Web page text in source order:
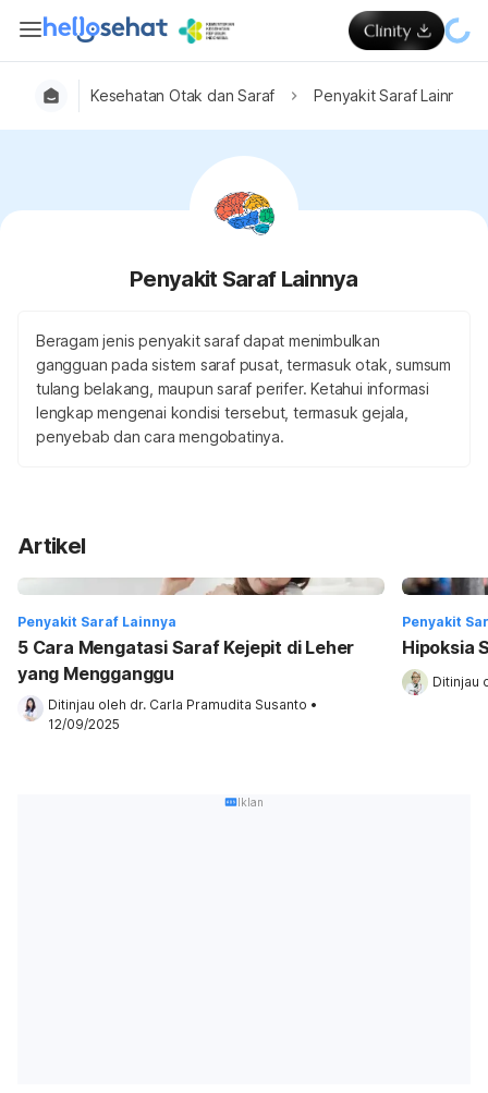
Kesehatan Otak dan Saraf Penyakit Saraf Lainnya
Penyakit Saraf Lainnya
Beragam jenis penyakit saraf dapat menimbulkan
gangguan pada sistem saraf pusat, termasuk otak, sumsum
tulang belakang, maupun saraf perifer. Ketahui informasi
lengkap mengenai kondisi tersebut, termasuk gejala,
penyebab dan cara mengobatinya.
Artikel
Penyakit Saraf Lainnya
5 Cara Mengatasi Saraf Kejepit di Leher
yang Mengganggu
Ditinjau oleh dr. Carla Pramudita Susanto •
12/09/2025
Penyakit
Hipoksia
Ditinjau
Iklan